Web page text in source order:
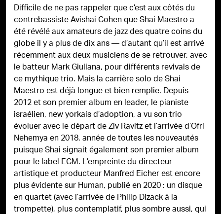
Difficile de ne pas rappeler que c’est aux côtés du
contrebassiste Avishai Cohen que Shai Maestro a
été révélé aux amateurs de jazz des quatre coins du
globe il y a plus de dix ans — d’autant qu’il est arrivé
récemment aux deux musiciens de se retrouver, avec
le batteur Mark Giuliana, pour différents revivals de
ce mythique trio. Mais la carrière solo de Shai
Maestro est déjà longue et bien remplie. Depuis
2012 et son premier album en leader, le pianiste
israélien, new yorkais d’adoption, a vu son trio
évoluer avec le départ de Ziv Ravitz et l’arrivée d’Ofri
Nehemya en 2018, année de toutes les nouveautés
puisque Shai signait également son premier album
pour le label ECM. L’empreinte du directeur
artistique et producteur Manfred Eicher est encore
plus évidente sur Human, publié en 2020 : un disque
en quartet (avec l’arrivée de Philip Dizack à la
trompette), plus contemplatif, plus sombre aussi, qui